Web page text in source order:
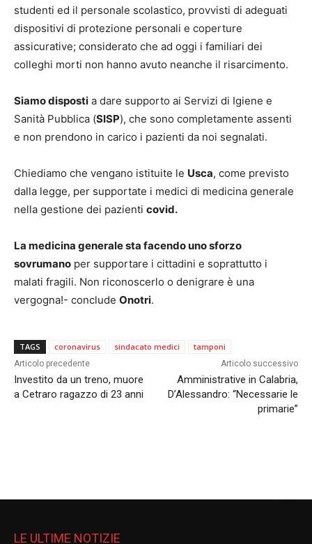
studenti ed il personale scolastico, provvisti di adeguati
dispositivi di protezione personali e coperture
assicurative; considerato che ad oggi i familiari dei
colleghi morti non hanno avuto neanche il risarcimento.
Siamo disposti a dare supporto ai Servizi di Igiene e
Sanità Pubblica (SISP), che sono completamente assenti
e non prendono in carico i pazienti da noi segnalati.
Chiediamo che vengano istituite le Usca, come previsto
dalla legge, per supportate i medici di medicina generale
nella gestione dei pazienti covid.
La medicina generale sta facendo uno sforzo
sovrumano per supportare i cittadini e soprattutto i
malati fragili. Non riconoscerlo o denigrare è una
vergogna!- conclude Onotri.
TAGS coronavirus sindacato medici tamponi
Articolo precedente
Investito da un treno, muore
a Cetraro ragazzo di 23 anni
Articolo successivo
Amministrative in Calabria,
D’Alessandro: “Necessarie le
primarie”
LE ULTIME NOTIZIE